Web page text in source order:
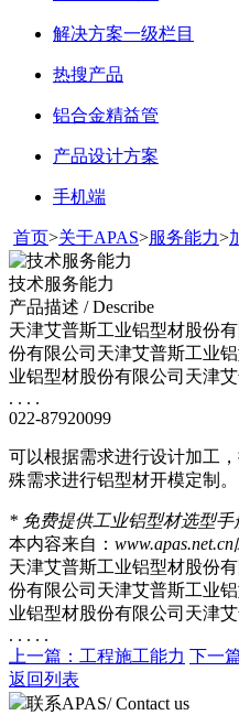
解决方案一级栏目
热搜产品
铝合金精益管
产品设计方案
手机端
首页>关于APAS>服务能力>
技术服务能力
产品描述 / Describe
天津艾普斯工业铝型材股份
份有限公司天津艾普斯工业
业铝型材股份有限公司天津
. . . .
022-87920099
可以根据需求进行设计加工
殊需求进行铝型材开模定制。
* 免费提供工业铝型材选型
本内容来自： www.apas.net.cn
天津艾普斯工业铝型材股份
份有限公司天津艾普斯工业
业铝型材股份有限公司天津
. . . . .
上一篇：工程施工能力 下一
返回列表
联系APAS/ Contact us